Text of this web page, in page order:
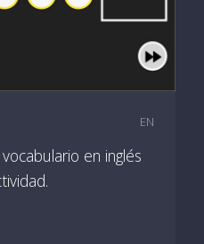
EN
en inglés